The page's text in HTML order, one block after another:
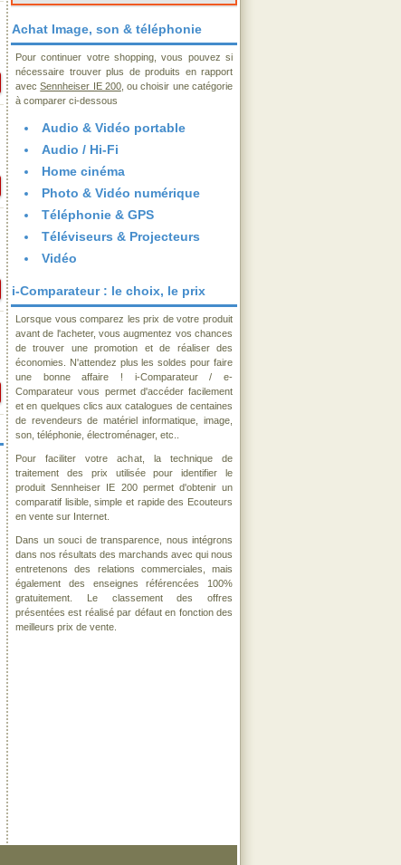
Achat Image, son & téléphonie
Pour continuer votre shopping, vous pouvez si
nécessaire trouver plus de produits en rapport
avecSennheiser IE 200, ou choisir une catégorie
à comparer ci-dessous
Audio & Vidéo portable
Audio / Hi-Fi
Home cinéma
Photo & Vidéo numérique
Téléphonie & GPS
Téléviseurs & Projecteurs
Vidéo
i-Comparateur : le choix, le prix
Lorsque vous comparez les prix de votre produit
avant de l'acheter, vous augmentez vos chances
de trouver une promotion et de réaliser des
économies. N'attendez plus les soldes pour faire
une bonne affaire ! i-Comparateur / e-
Comparateur vous permet d'accéder facilement
et en quelques clics aux catalogues de centaines
de revendeurs de matériel informatique, image,
son, téléphonie, électroménager, etc..
Pour faciliter votre achat, la technique de
traitement des prix utilisée pour identifier le
produit Sennheiser IE 200 permet d'obtenir un
comparatif lisible, simple et rapide des Ecouteurs
en vente sur Internet.
Dans un souci de transparence, nous intégrons
dans nos résultats des marchands avec qui nous
entretenons des relations commerciales, mais
également des enseignes référencées 100%
gratuitement. Le classement des offres
présentées est réalisé par défaut en fonction des
meilleurs prix de vente.